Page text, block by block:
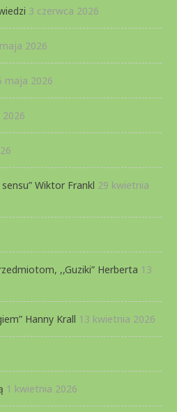
3 czerwca 2026
2026
maja 2026
Wiktor Frankl 29 kwietnia
,,Guziki” Herberta 13
Hanny Krall 13 kwietnia 2026
1 kwietnia 2026